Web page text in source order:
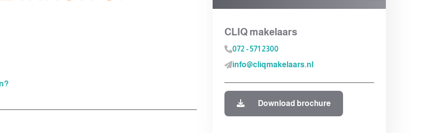
CLIQ makelaars
072 - 571 2300
info@cliqmakelaars.nl
Download brochure